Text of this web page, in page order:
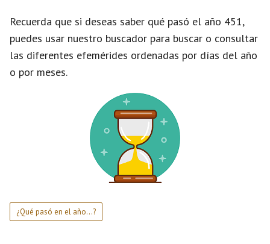
Recuerda que si deseas saber qué pasó el año 451,
puedes usar nuestro buscador para buscar o consultar
las diferentes efemérides ordenadas por días del año
o por meses.
¿Qué pasó en el año...?